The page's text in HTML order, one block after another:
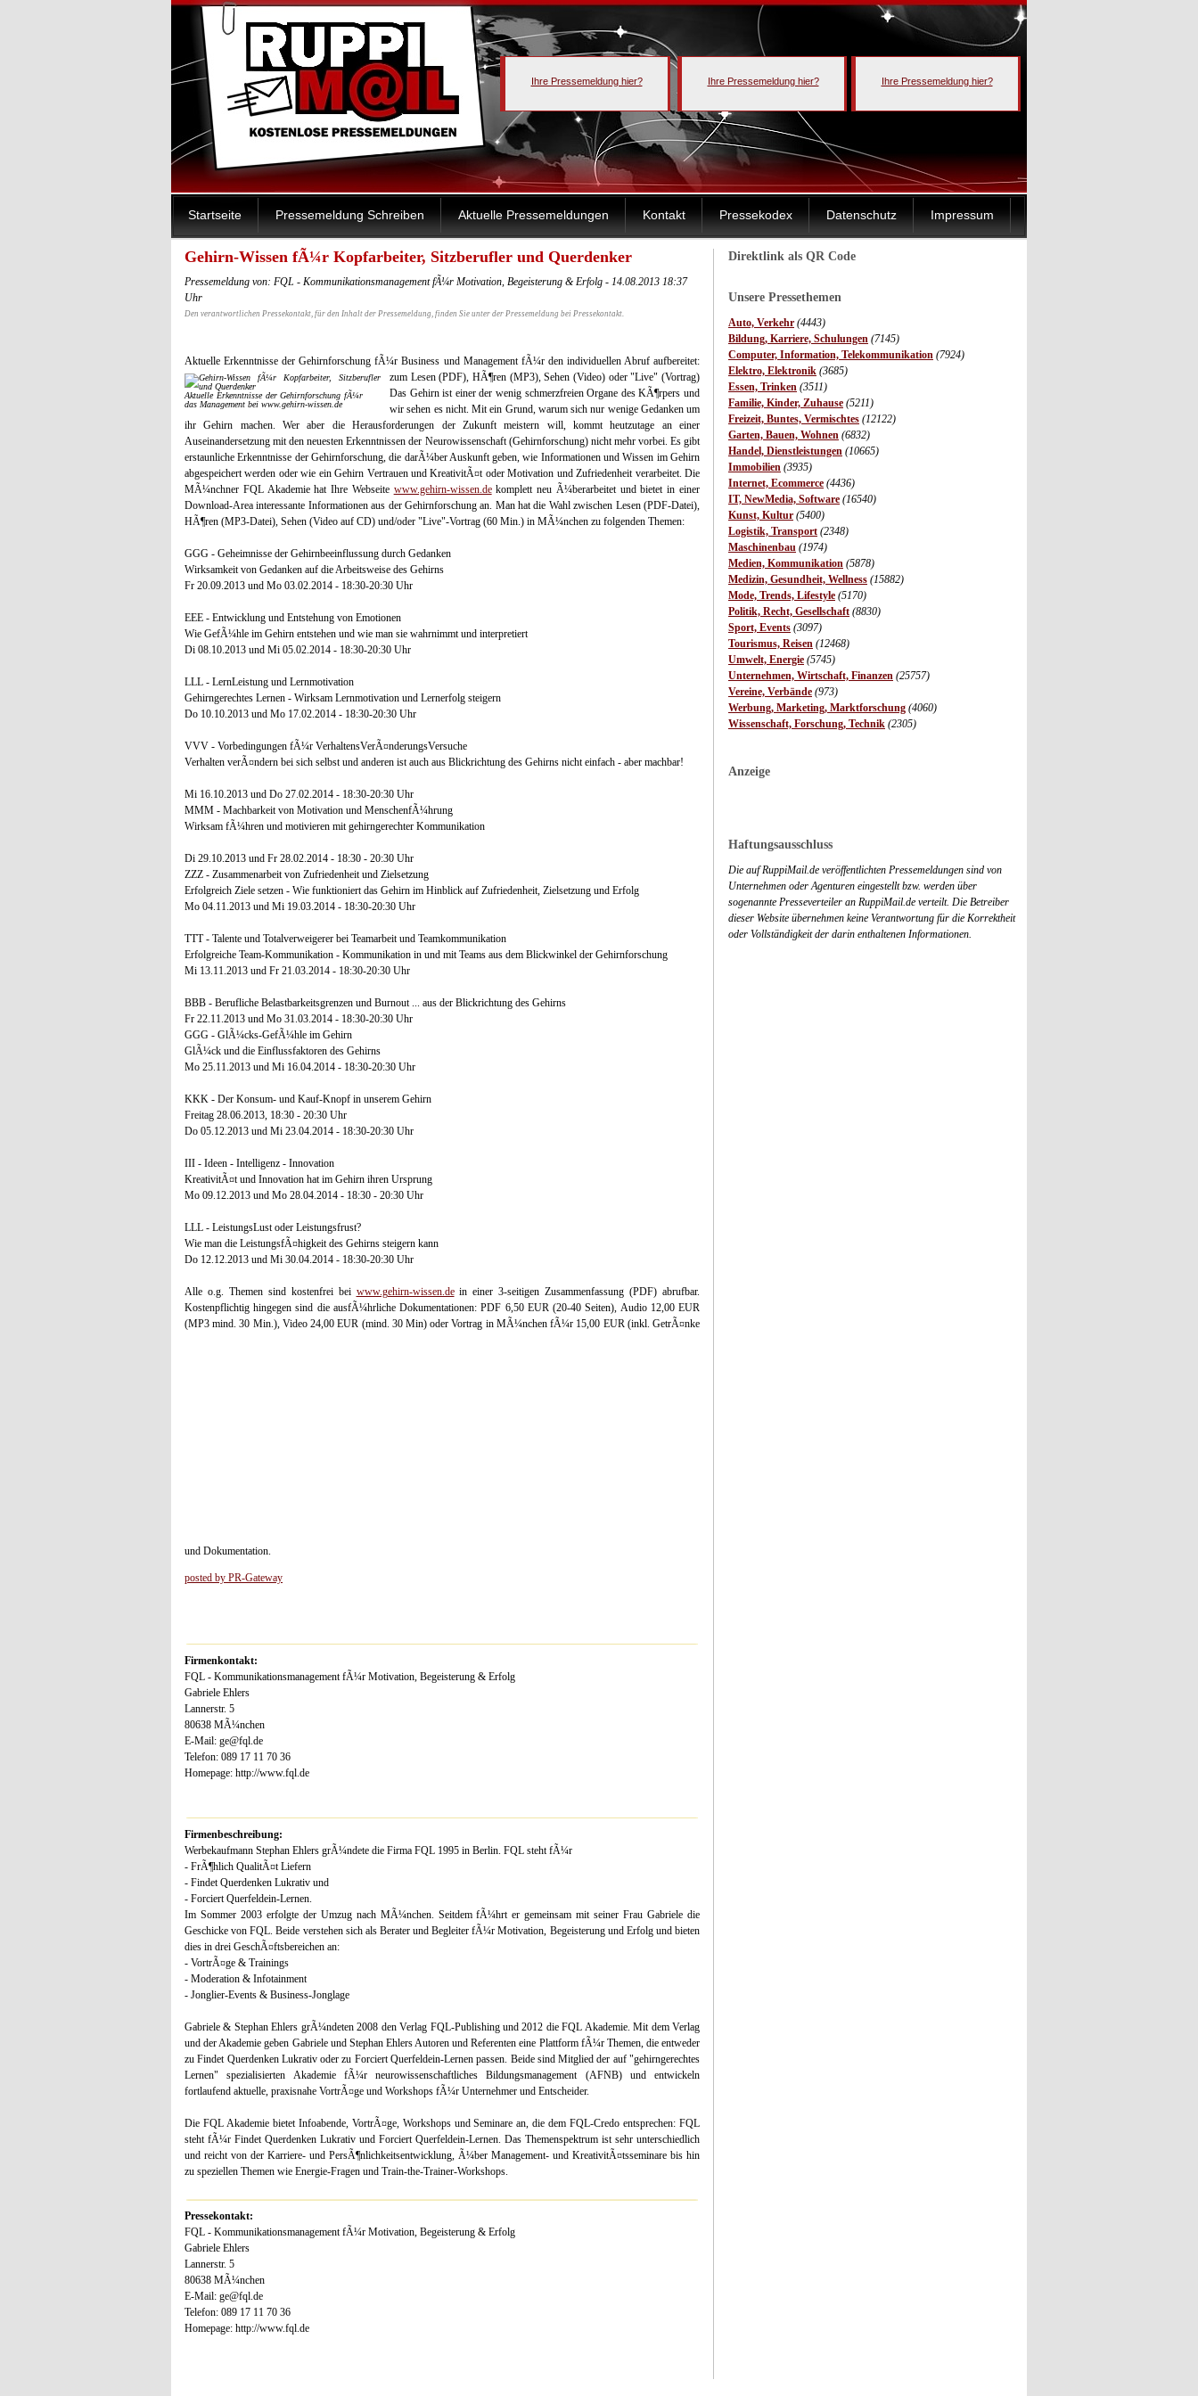
Ihre Pressemeldung hier? Ihre Pressemeldung hier? Ihre Pressemeldung hier?
Startseite Pressemeldung Schreiben Aktuelle Pressemeldungen Kontakt Pressekodex Datenschutz Impressum
Direktlink als QR Code
Unsere Pressethemen
Auto, Verkehr (4443)
Bildung, Karriere, Schulungen (7145)
Computer, Information, Telekommunikation (7924)
Elektro, Elektronik (3685)
Essen, Trinken (3511)
Familie, Kinder, Zuhause (5211)
Freizeit, Buntes, Vermischtes (12122)
Garten, Bauen, Wohnen (6832)
Handel, Dienstleistungen (10665)
Immobilien (3935)
Internet, Ecommerce (4436)
IT, NewMedia, Software (16540)
Kunst, Kultur (5400)
Logistik, Transport (2348)
Maschinenbau (1974)
Medien, Kommunikation (5878)
Medizin, Gesundheit, Wellness (15882)
Mode, Trends, Lifestyle (5170)
Politik, Recht, Gesellschaft (8830)
Sport, Events (3097)
Tourismus, Reisen (12468)
Umwelt, Energie (5745)
Unternehmen, Wirtschaft, Finanzen (25757)
Vereine, Verbände (973)
Werbung, Marketing, Marktforschung (4060)
Wissenschaft, Forschung, Technik (2305)
Anzeige
Haftungsausschluss
Die auf RuppiMail.de veröffentlichten Pressemeldungen sind von
Unternehmen oder Agenturen eingestellt bzw. werden über
sogenannte Presseverteiler an RuppiMail.de verteilt. Die Betreiber
dieser Website übernehmen keine Verantwortung für die Korrektheit
oder Vollständigkeit der darin enthaltenen Informationen.
Gehirn-Wissen fÃ¼r Kopfarbeiter, Sitzberufler und Querdenker
Pressemeldung von: FQL - Kommunikationsmanagement fÃ¼r Motivation, Begeisterung & Erfolg - 14.08.2013 18:37
Uhr
Den verantwortlichen Pressekontakt, für den Inhalt der Pressemeldung, finden Sie unter der Pressemeldung bei Pressekontakt.
Aktuelle Erkenntnisse der Gehirnforschung fÃ¼r Business und Management fÃ¼r den individuellen Abruf aufbereitet:
zum Lesen (PDF), HÃ¶ren (MP3), Sehen (Video) oder "Live" (Vortrag)
Aktuelle Erkenntnisse der Gehirnforschung fÃ¼r
das Management bei www.gehirn-wissen.de
Das Gehirn ist einer der wenig schmerzfreien Organe des KÃ¶rpers und
wir sehen es nicht. Mit ein Grund, warum sich nur wenige Gedanken um
ihr Gehirn machen. Wer aber die Herausforderungen der Zukunft meistern will, kommt heutzutage an einer
Auseinandersetzung mit den neuesten Erkenntnissen der Neurowissenschaft (Gehirnforschung) nicht mehr vorbei. Es gibt
erstaunliche Erkenntnisse der Gehirnforschung, die darÃ¼ber Auskunft geben, wie Informationen und Wissen im Gehirn
abgespeichert werden oder wie ein Gehirn Vertrauen und KreativitÃ¤t oder Motivation und Zufriedenheit verarbeitet. Die
MÃ¼nchner FQL Akademie hat Ihre Webseite www.gehirn-wissen.dekomplett neu Ã¼berarbeitet und bietet in einer
Download-Area interessante Informationen aus der Gehirnforschung an. Man hat die Wahl zwischen Lesen (PDF-Datei),
HÃ¶ren (MP3-Datei), Sehen (Video auf CD) und/oder "Live"-Vortrag (60 Min.) in MÃ¼nchen zu folgenden Themen:
GGG - Geheimnisse der Gehirnbeeinflussung durch Gedanken
Wirksamkeit von Gedanken auf die Arbeitsweise des Gehirns
Fr 20.09.2013 und Mo 03.02.2014 - 18:30-20:30 Uhr
EEE - Entwicklung und Entstehung von Emotionen
Wie GefÃ¼hle im Gehirn entstehen und wie man sie wahrnimmt und interpretiert
Di 08.10.2013 und Mi 05.02.2014 - 18:30-20:30 Uhr
LLL - LernLeistung und Lernmotivation
Gehirngerechtes Lernen - Wirksam Lernmotivation und Lernerfolg steigern
Do 10.10.2013 und Mo 17.02.2014 - 18:30-20:30 Uhr
VVV - Vorbedingungen fÃ¼r VerhaltensVerÃ¤nderungsVersuche
Verhalten verÃ¤ndern bei sich selbst und anderen ist auch aus Blickrichtung des Gehirns nicht einfach - aber machbar!
Mi 16.10.2013 und Do 27.02.2014 - 18:30-20:30 Uhr
MMM - Machbarkeit von Motivation und MenschenfÃ¼hrung
Wirksam fÃ¼hren und motivieren mit gehirngerechter Kommunikation
Di 29.10.2013 und Fr 28.02.2014 - 18:30 - 20:30 Uhr
ZZZ - Zusammenarbeit von Zufriedenheit und Zielsetzung
Erfolgreich Ziele setzen - Wie funktioniert das Gehirn im Hinblick auf Zufriedenheit, Zielsetzung und Erfolg
Mo 04.11.2013 und Mi 19.03.2014 - 18:30-20:30 Uhr
TTT - Talente und Totalverweigerer bei Teamarbeit und Teamkommunikation
Erfolgreiche Team-Kommunikation - Kommunikation in und mit Teams aus dem Blickwinkel der Gehirnforschung
Mi 13.11.2013 und Fr 21.03.2014 - 18:30-20:30 Uhr
BBB - Berufliche Belastbarkeitsgrenzen und Burnout ... aus der Blickrichtung des Gehirns
Fr 22.11.2013 und Mo 31.03.2014 - 18:30-20:30 Uhr
GGG - GlÃ¼cks-GefÃ¼hle im Gehirn
GlÃ¼ck und die Einflussfaktoren des Gehirns
Mo 25.11.2013 und Mi 16.04.2014 - 18:30-20:30 Uhr
KKK - Der Konsum- und Kauf-Knopf in unserem Gehirn
Freitag 28.06.2013, 18:30 - 20:30 Uhr
Do 05.12.2013 und Mi 23.04.2014 - 18:30-20:30 Uhr
III - Ideen - Intelligenz - Innovation
KreativitÃ¤t und Innovation hat im Gehirn ihren Ursprung
Mo 09.12.2013 und Mo 28.04.2014 - 18:30 - 20:30 Uhr
LLL - LeistungsLust oder Leistungsfrust?
Wie man die LeistungsfÃ¤higkeit des Gehirns steigern kann
Do 12.12.2013 und Mi 30.04.2014 - 18:30-20:30 Uhr
Alle o.g. Themen sind kostenfrei bei www.gehirn-wissen.dein einer 3-seitigen Zusammenfassung (PDF) abrufbar.
Kostenpflichtig hingegen sind die ausfÃ¼hrliche Dokumentationen: PDF 6,50 EUR (20-40 Seiten), Audio 12,00 EUR
(MP3 mind. 30 Min.), Video 24,00 EUR (mind. 30 Min) oder Vortrag in MÃ¼nchen fÃ¼r 15,00 EUR (inkl. GetrÃ¤nke
und Dokumentation.
posted by PR-Gateway
Firmenkontakt:
FQL - Kommunikationsmanagement fÃ¼r Motivation, Begeisterung & Erfolg
Gabriele Ehlers
Lannerstr. 5
80638 MÃ¼nchen
E-Mail: ge@fql.de
Telefon: 089 17 11 70 36
Homepage: http://www.fql.de
Firmenbeschreibung:
Werbekaufmann Stephan Ehlers grÃ¼ndete die Firma FQL 1995 in Berlin. FQL steht fÃ¼r
- FrÃ¶hlich QualitÃ¤t Liefern
- Findet Querdenken Lukrativ und
- Forciert Querfeldein-Lernen.
Im Sommer 2003 erfolgte der Umzug nach MÃ¼nchen. Seitdem fÃ¼hrt er gemeinsam mit seiner Frau Gabriele die
Geschicke von FQL. Beide verstehen sich als Berater und Begleiter fÃ¼r Motivation, Begeisterung und Erfolg und bieten
dies in drei GeschÃ¤ftsbereichen an:
- VortrÃ¤ge & Trainings
- Moderation & Infotainment
- Jonglier-Events & Business-Jonglage
Gabriele & Stephan Ehlers grÃ¼ndeten 2008 den Verlag FQL-Publishing und 2012 die FQL Akademie. Mit dem Verlag
und der Akademie geben Gabriele und Stephan Ehlers Autoren und Referenten eine Plattform fÃ¼r Themen, die entweder
zu Findet Querdenken Lukrativ oder zu Forciert Querfeldein-Lernen passen. Beide sind Mitglied der auf "gehirngerechtes
Lernen" spezialisierten Akademie fÃ¼r neurowissenschaftliches Bildungsmanagement (AFNB) und entwickeln
fortlaufend aktuelle, praxisnahe VortrÃ¤ge und Workshops fÃ¼r Unternehmer und Entscheider.
Die FQL Akademie bietet Infoabende, VortrÃ¤ge, Workshops und Seminare an, die dem FQL-Credo entsprechen: FQL
steht fÃ¼r Findet Querdenken Lukrativ und Forciert Querfeldein-Lernen. Das Themenspektrum ist sehr unterschiedlich
und reicht von der Karriere- und PersÃ¶nlichkeitsentwicklung, Ã¼ber Management- und KreativitÃ¤tsseminare bis hin
zu speziellen Themen wie Energie-Fragen und Train-the-Trainer-Workshops.
Pressekontakt:
FQL - Kommunikationsmanagement fÃ¼r Motivation, Begeisterung & Erfolg
Gabriele Ehlers
Lannerstr. 5
80638 MÃ¼nchen
E-Mail: ge@fql.de
Telefon: 089 17 11 70 36
Homepage: http://www.fql.de